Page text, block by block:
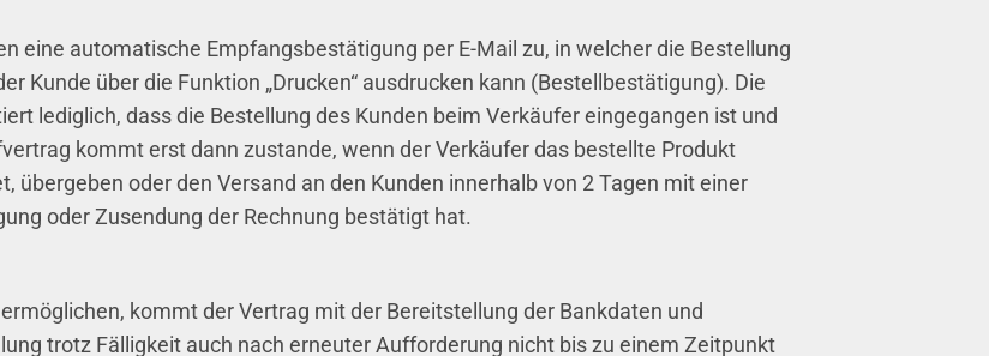
eine automatische Empfangsbestätigung per E-Mail zu, in welcher die Bestellung
Kunde über die Funktion „Drucken“ ausdrucken kann (Bestellbestätigung). Die
lediglich, dass die Bestellung des Kunden beim Verkäufer eingegangen ist und
kommt erst dann zustande, wenn der Verkäufer das bestellte Produkt
übergeben oder den Versand an den Kunden innerhalb von 2 Tagen mit einer
oder Zusendung der Rechnung bestätigt hat.
kommt der Vertrag mit der Bereitstellung der Bankdaten und
trotz Fälligkeit auch nach erneuter Aufforderung nicht bis zu einem Zeitpunkt